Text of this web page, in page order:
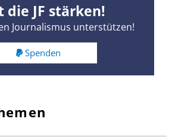
die JF stärken!
Journalismus unterstützen!
Spenden